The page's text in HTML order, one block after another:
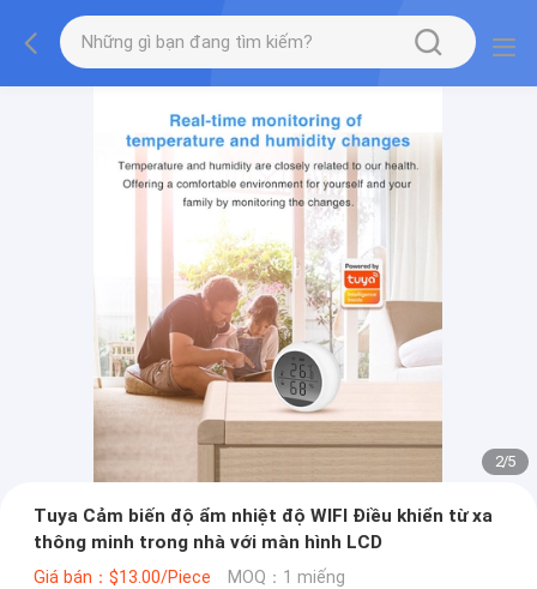
2/5
Tuya Cảm biến độ ẩm nhiệt độ WIFI Điều khiển từ xa
thông minh trong nhà với màn hình LCD
Giá bán：$13.00/Piece MOQ：1 miếng